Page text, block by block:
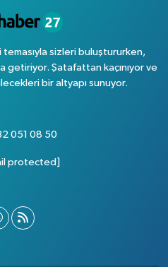
sizleri buluştururken,
getiriyor. Şatafattan kaçınıyor ve
bir altyapı sunuyor.
051 08 50
protected]